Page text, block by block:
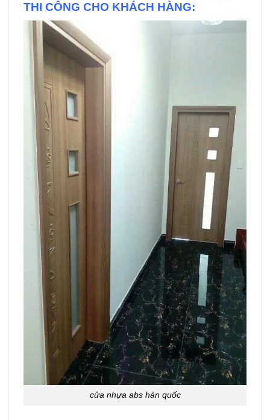
THI CÔNG CHO KHÁCH HÀNG:
cửa nhựa abs hàn quốc